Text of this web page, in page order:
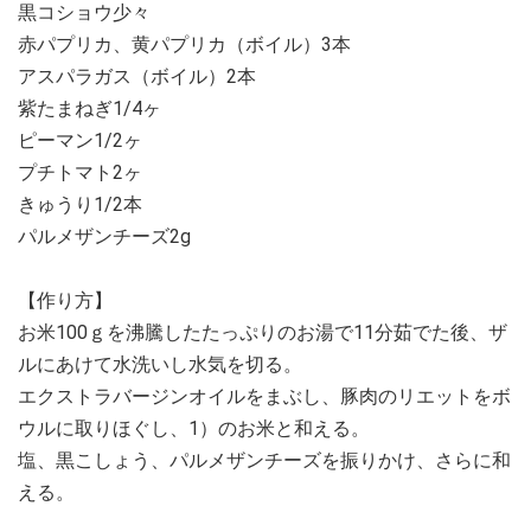
黒コショウ少々
赤パプリカ、黄パプリカ（ボイル）3本
アスパラガス（ボイル）2本
紫たまねぎ1/4ヶ
ピーマン1/2ヶ
プチトマト2ヶ
きゅうり1/2本
パルメザンチーズ2g
【作り方】
お米100ｇを沸騰したたっぷりのお湯で11分茹でた後、ザ
ルにあけて水洗いし水気を切る。
エクストラバージンオイルをまぶし、豚肉のリエットをボ
ウルに取りほぐし、1）のお米と和える。
塩、黒こしょう、パルメザンチーズを振りかけ、さらに和
える。